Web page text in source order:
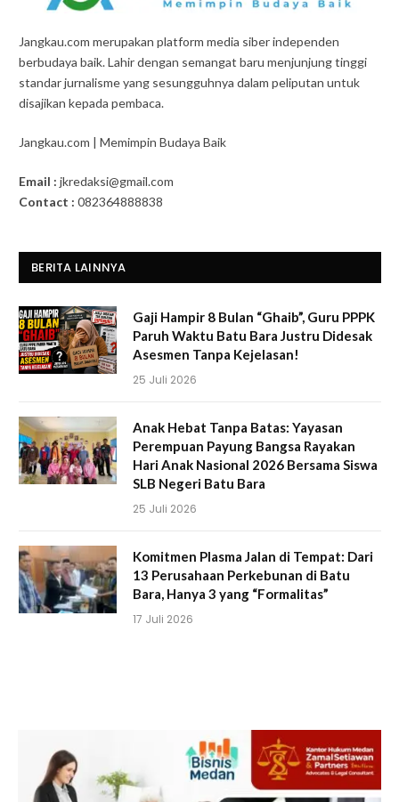
Jangkau.com merupakan platform media siber independen
berbudaya baik. Lahir dengan semangat baru menjunjung tinggi
standar jurnalisme yang sesungguhnya dalam peliputan untuk
disajikan kepada pembaca.
Jangkau.com | Memimpin Budaya Baik
Email : jkredaksi@gmail.com
Contact : 082364888838
BERITA LAINNYA
Gaji Hampir 8 Bulan “Ghaib”, Guru PPPK
Paruh Waktu Batu Bara Justru Didesak
Asesmen Tanpa Kejelasan!
25 Juli 2026
Anak Hebat Tanpa Batas: Yayasan
Perempuan Payung Bangsa Rayakan
Hari Anak Nasional 2026 Bersama Siswa
SLB Negeri Batu Bara
25 Juli 2026
Komitmen Plasma Jalan di Tempat: Dari
13 Perusahaan Perkebunan di Batu
Bara, Hanya 3 yang “Formalitas”
17 Juli 2026